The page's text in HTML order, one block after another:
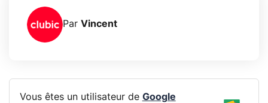
Par Vincent
Vous êtes un utilisateur de Google